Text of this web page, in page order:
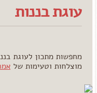
עוגת בננות
מחפשות מתכון לעוגת
מוצלחות וטעימות של